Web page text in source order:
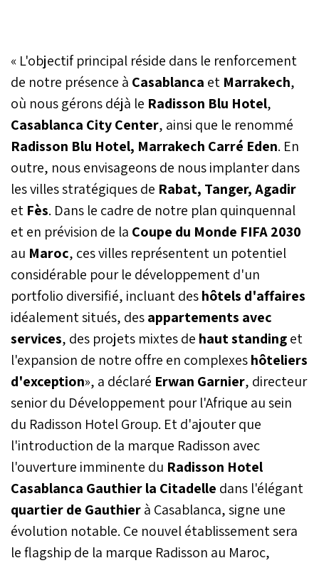
« L'objectif principal réside dans le renforcement
de notre présence à Casablanca et Marrakech,
où nous gérons déjà le Radisson Blu Hotel,
Casablanca City Center, ainsi que le renommé
Radisson Blu Hotel, Marrakech Carré Eden. En
outre, nous envisageons de nous implanter dans
les villes stratégiques de Rabat, Tanger, Agadir
et Fès. Dans le cadre de notre plan quinquennal
et en prévision de la Coupe du Monde FIFA 2030
au Maroc, ces villes représentent un potentiel
considérable pour le développement d'un
portfolio diversifié, incluant deshôtels d'affaires
idéalement situés, desappartements avec
services, des projets mixtes de haut standinget
l'expansion de notre offre en complexeshôteliers
d'exception», a déclaré Erwan Garnier, directeur
senior du Développement pour l'Afrique au sein
du Radisson Hotel Group. Et d'ajouter que
l'introduction de la marque Radisson avec
l'ouverture imminente du Radisson Hotel
Casablanca Gauthier la Citadelle dans l'élégant
quartier de Gauthierà Casablanca, signe une
évolution notable. Ce nouvel établissement sera
le flagship de la marque Radisson au Maroc,